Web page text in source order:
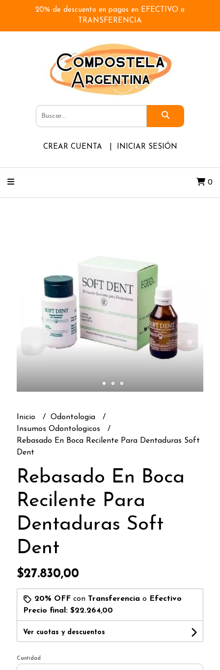
20% de descuento en pagos en EFECTIVO o
TRANSFERENCIA
CREAR CUENTA INICIAR SESIÓN
0
Inicio
Odontologia
Insumos Odontologicos
Rebasado En Boca Recilente Para Dentaduras Soft
Dent
Rebasado En Boca
Recilente Para
Dentaduras Soft
Dent
$27.830,00
20% OFFcon Transferencia o Efectivo
Precio final: $22.264,00
Ver cuotas y descuentos
Cantidad